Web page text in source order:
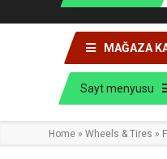
MAĞAZA
Sayt menyusu
Home » Wheels & Tires »